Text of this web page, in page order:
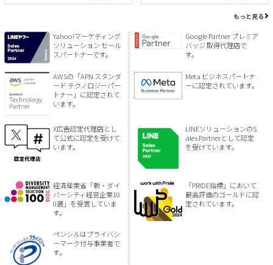
もっと見る
Yahoo!マーケティング
ソリューション セール
スパートナーです。
Google Partner プレミア
バッジ 取得代理店で
す。
AWSの「APN スタンダ
ード テクノロジーパー
トナー」に認定されて
います。
Meta ビジネスパートナ
ーに認定されています。
X広告認定代理店とし
て公式に認定を受けて
います。
LINEソリューションのS
ales Partnerとして認定
を受けています。
経済産業省「新・ダイ
バーシティ経営企業10
0選」を受賞していま
す。
「PRIDE指標」において
最高評価のゴールドに認
定されています。
ペンシルはプライバシ
ーマーク付与事業者で
す。